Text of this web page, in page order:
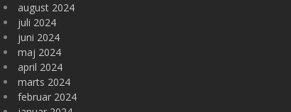
august 2024
juli 2024
juni 2024
maj 2024
april 2024
marts 2024
februar 2024